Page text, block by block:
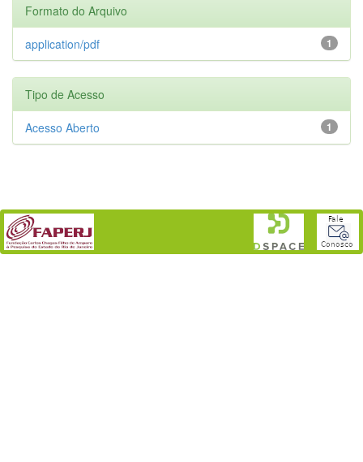
Formato do Arquivo
1
application/pdf
Tipo de Acesso
1
Acesso Aberto